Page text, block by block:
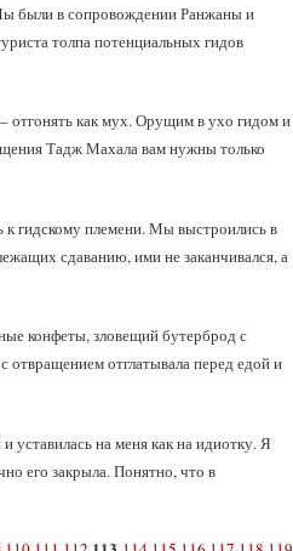
были в сопровождении Ранжаны и
толпа потенциальных гидов
отгонять как мух. Орущим в ухо гидом и
Тадж Махала вам нужны только
гидскому племени. Мы выстроились в
сдаванию, ими не заканчивался, а
конфеты, зловещий бутерброд с
отвращением отглатывала перед едой и
уставилась на меня как на идиотку. Я
его закрыла. Понятно, что в